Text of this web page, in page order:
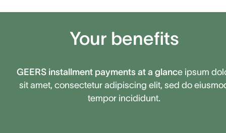
Your benefits
GEERS installment payments at a glance ipsum
sit amet, consectetur adipiscing elit, sed do
tempor incididunt.